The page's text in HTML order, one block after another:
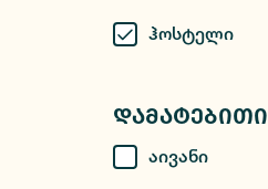
Ჰოსტელი
Დამატებითი
Აივანი